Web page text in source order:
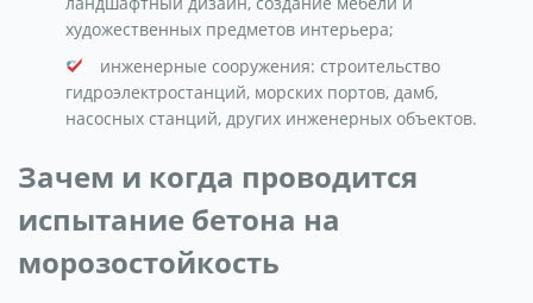
художественных предметов интерьера;
инженерные сооружения: строительство
гидроэлектростанций, морских портов, дамб,
насосных станций, других инженерных объектов.
Зачем и когда проводится
испытание бетона на
морозостойкость